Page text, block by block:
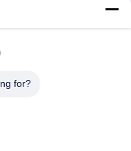
รณ์แปรรูปผลไม้
for?